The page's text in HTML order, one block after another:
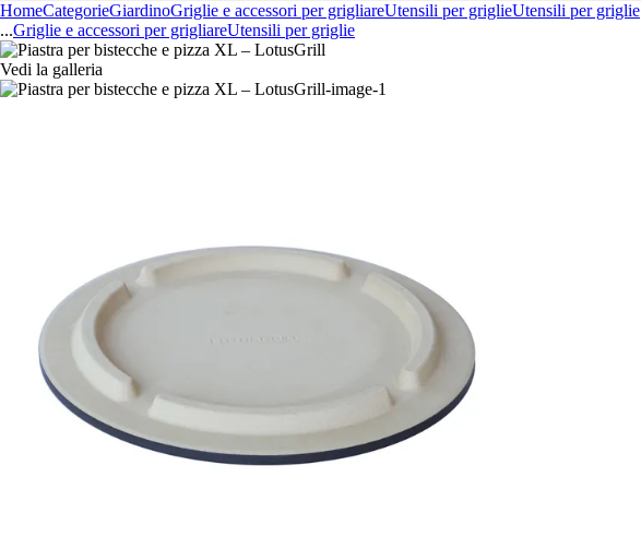
HomeCategorieGiardinoGriglie e accessori per grigliareUtensili per griglieUtensili per griglie
...Griglie e accessori per grigliareUtensili per griglie
Vedi la galleria